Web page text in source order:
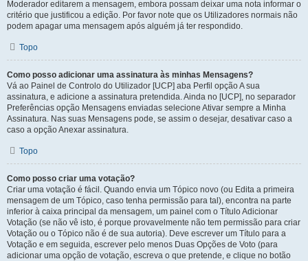
Moderador editarem a mensagem, embora possam deixar uma nota informar o
critério que justificou a edição. Por favor note que os Utilizadores normais não
podem apagar uma mensagem após alguém já ter respondido.
Topo
Como posso adicionar uma assinatura às minhas Mensagens?
Vá ao Painel de Controlo do Utilizador [UCP] aba Perfil opção A sua
assinatura, e adicione a assinatura pretendida. Ainda no [UCP], no separador
Preferências opção Mensagens enviadas selecione Ativar sempre a Minha
Assinatura. Nas suas Mensagens pode, se assim o desejar, desativar caso a
caso a opção Anexar assinatura.
Topo
Como posso criar uma votação?
Criar uma votação é fácil. Quando envia um Tópico novo (ou Edita a primeira
mensagem de um Tópico, caso tenha permissão para tal), encontra na parte
inferior à caixa principal da mensagem, um painel com o Título Adicionar
Votação (se não vê isto, é porque provavelmente não tem permissão para criar
Votação ou o Tópico não é de sua autoria). Deve escrever um Título para a
Votação e em seguida, escrever pelo menos Duas Opções de Voto (para
adicionar uma opção de votação, escreva o que pretende, e clique no botão